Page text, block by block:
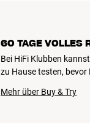
60 TAGE VOLLES
Bei HiFi Klubben
zu Hause testen, bevor
Mehr über Buy & Try